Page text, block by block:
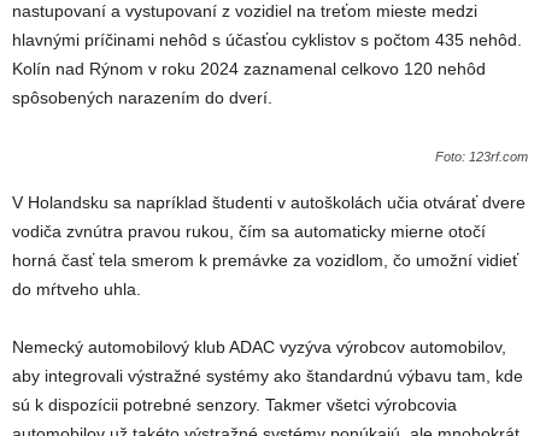
nastupovaní a vystupovaní z vozidiel na treťom mieste medzi
hlavnými príčinami nehôd s účasťou cyklistov s počtom 435 nehôd.
Kolín nad Rýnom v roku 2024 zaznamenal celkovo 120 nehôd
spôsobených narazením do dverí.
Foto: 123rf.com
V Holandsku sa napríklad študenti v autoškolách učia otvárať dvere
vodiča zvnútra pravou rukou, čím sa automaticky mierne otočí
horná časť tela smerom k premávke za vozidlom, čo umožní vidieť
do mŕtveho uhla.
Nemecký automobilový klub ADAC vyzýva výrobcov automobilov,
aby integrovali výstražné systémy ako štandardnú výbavu tam, kde
sú k dispozícii potrebné senzory. Takmer všetci výrobcovia